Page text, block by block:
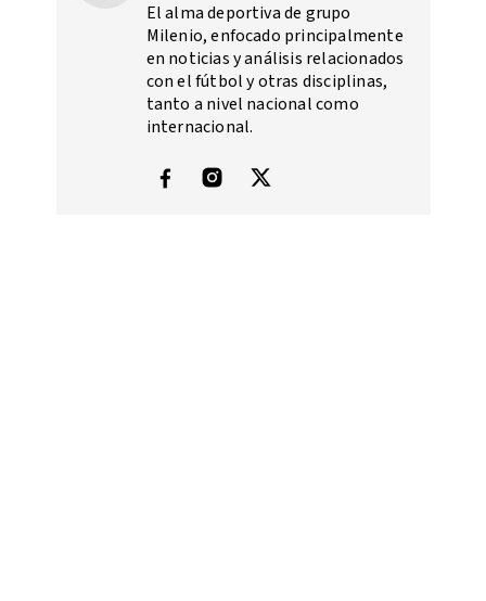
El alma deportiva de grupo
Milenio, enfocado principalmente
en noticias y análisis relacionados
con el fútbol y otras disciplinas,
tanto a nivel nacional como
internacional.